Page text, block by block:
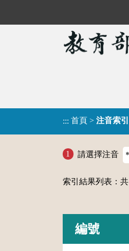
::: 首頁 > 注音索引
請選擇注音
索引結果列表：共
編號